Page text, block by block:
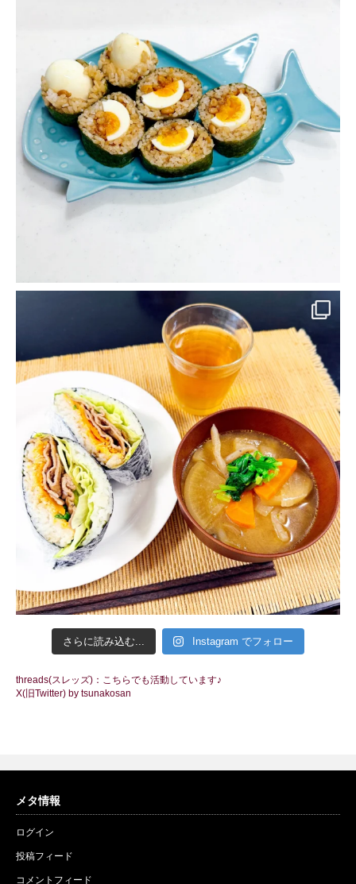
さらに読み込む... Instagram でフォロー
threads(スレッズ)：こちらでも活動しています♪
X(旧Twitter) by tsunakosan
メタ情報
ログイン
投稿フィード
コメントフィード